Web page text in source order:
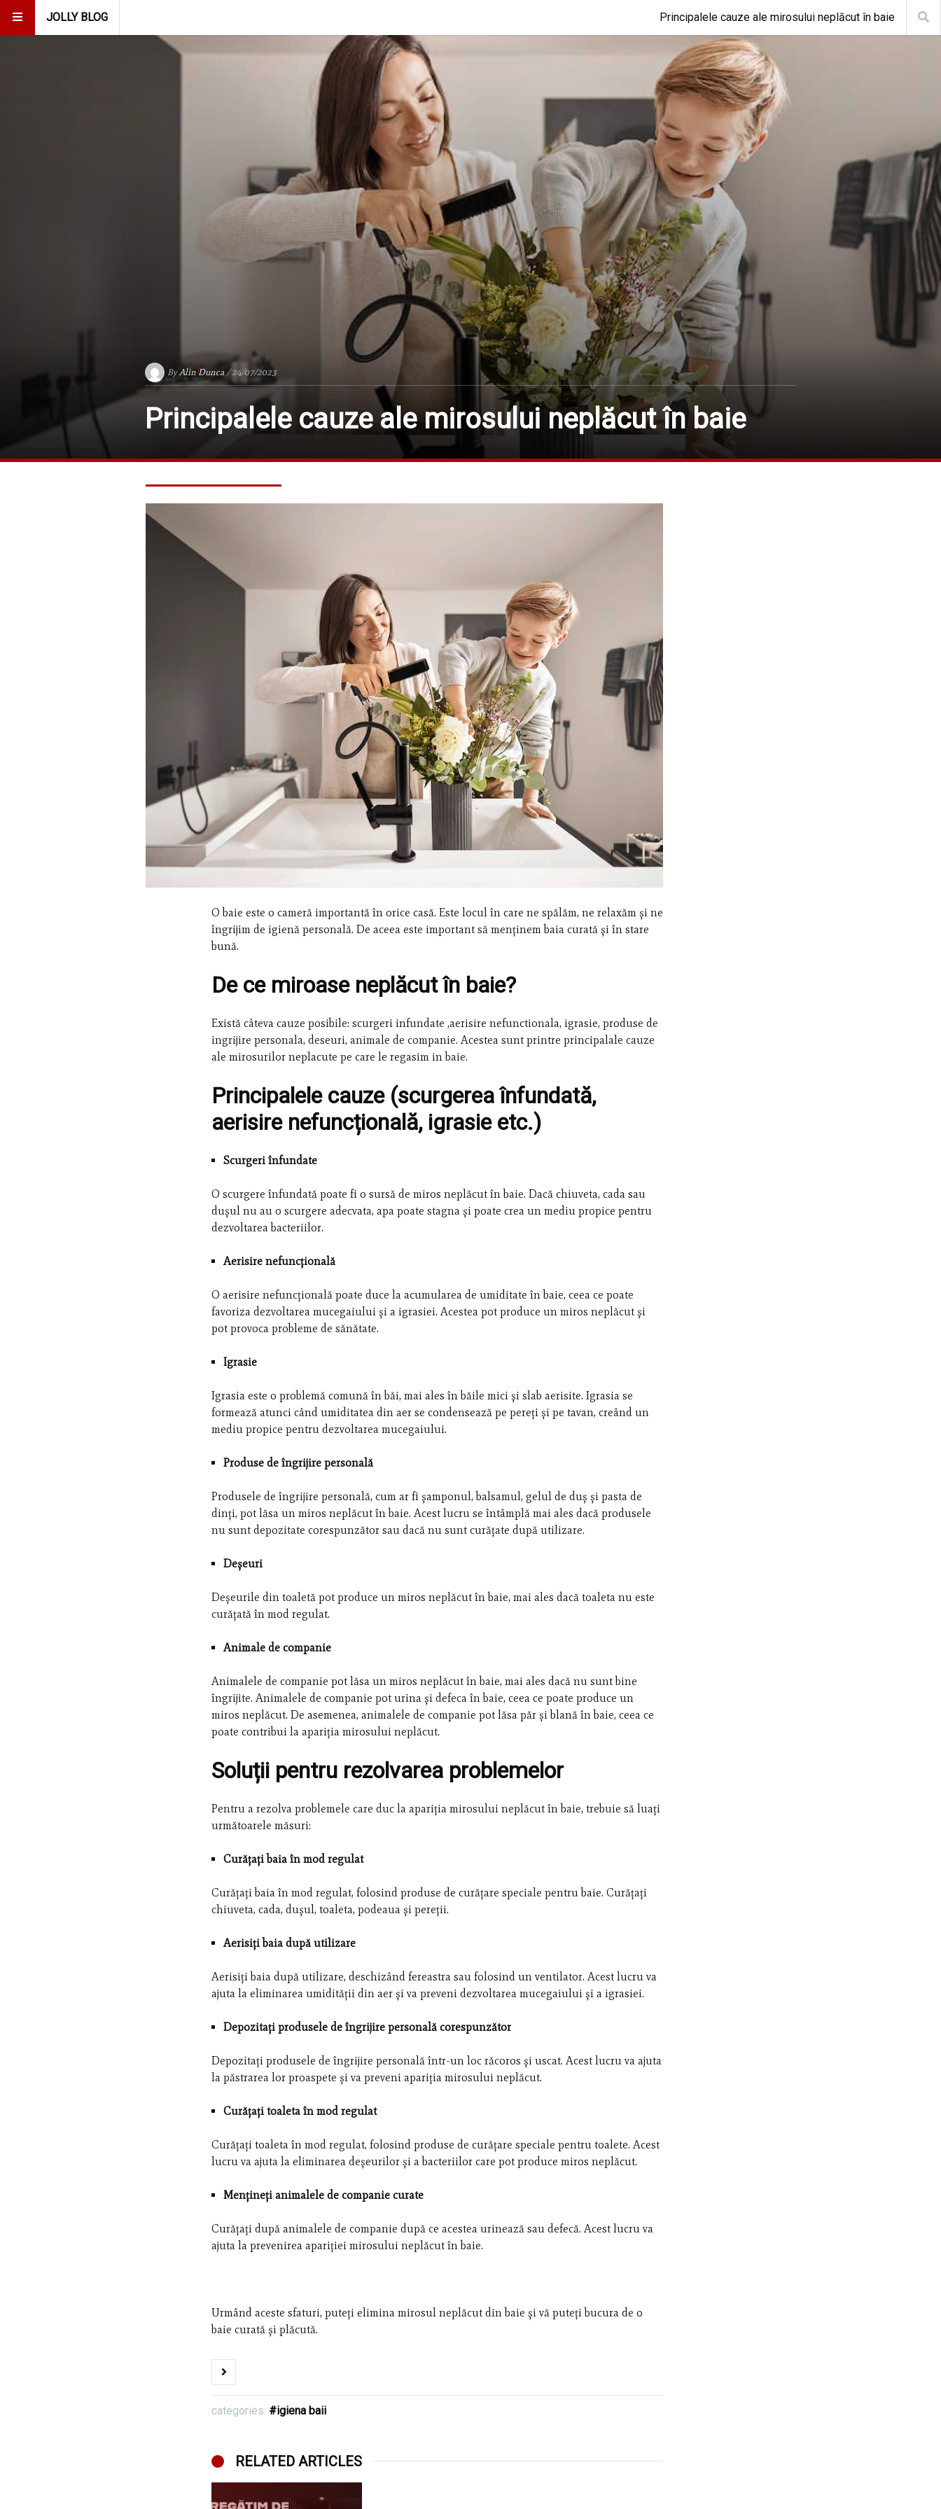
JOLLY BLOG Principalele cauze ale mirosului neplăcut în baie
ByAlin Dunca / 24/07/2023
Principalele cauze ale mirosului neplăcut în baie
O baie este o cameră importantă în orice casă. Este locul în care ne spălăm, ne relaxăm și ne
îngrijim de igienă personală. De aceea este important să menținem baia curată și în stare
bună.
De ce miroase neplăcut în baie?
Există câteva cauze posibile: scurgeri infundate ,aerisire nefunctionala, igrasie, produse de
ingrijire personala, deseuri, animale de companie. Acestea sunt printre principalale cauze
ale mirosurilor neplacute pe care le regasim in baie.
Principalele cauze (scurgerea înfundată,
aerisire nefuncțională, igrasie etc.)
Scurgeri înfundate
O scurgere înfundată poate fi o sursă de miros neplăcut în baie. Dacă chiuveta, cada sau
dușul nu au o scurgere adecvata, apa poate stagna și poate crea un mediu propice pentru
dezvoltarea bacteriilor.
Aerisire nefuncțională
O aerisire nefuncțională poate duce la acumularea de umiditate în baie, ceea ce poate
favoriza dezvoltarea mucegaiului și a igrasiei. Acestea pot produce un miros neplăcut și
pot provoca probleme de sănătate.
Igrasie
Igrasia este o problemă comună în băi, mai ales în băile mici și slab aerisite. Igrasia se
formează atunci când umiditatea din aer se condensează pe pereți și pe tavan, creând un
mediu propice pentru dezvoltarea mucegaiului.
Produse de îngrijire personală
Produsele de îngrijire personală, cum ar fi șamponul, balsamul, gelul de duș și pasta de
dinți, pot lăsa un miros neplăcut în baie. Acest lucru se întâmplă mai ales dacă produsele
nu sunt depozitate corespunzător sau dacă nu sunt curățate după utilizare.
Deșeuri
Deșeurile din toaletă pot produce un miros neplăcut în baie, mai ales dacă toaleta nu este
curățată în mod regulat.
Animale de companie
Animalele de companie pot lăsa un miros neplăcut în baie, mai ales dacă nu sunt bine
îngrijite. Animalele de companie pot urina și defeca în baie, ceea ce poate produce un
miros neplăcut. De asemenea, animalele de companie pot lăsa păr și blană în baie, ceea ce
poate contribui la apariția mirosului neplăcut.
Soluții pentru rezolvarea problemelor
Pentru a rezolva problemele care duc la apariția mirosului neplăcut în baie, trebuie să luați
următoarele măsuri:
Curățați baia în mod regulat
Curățați baia în mod regulat, folosind produse de curățare speciale pentru baie. Curățați
chiuveta, cada, dușul, toaleta, podeaua și pereții.
Aerisiți baia după utilizare
Aerisiți baia după utilizare, deschizând fereastra sau folosind un ventilator. Acest lucru va
ajuta la eliminarea umidității din aer și va preveni dezvoltarea mucegaiului și a igrasiei.
Depozitați produsele de îngrijire personală corespunzător
Depozitați produsele de îngrijire personală într-un loc răcoros și uscat. Acest lucru va ajuta
la păstrarea lor proaspete și va preveni apariția mirosului neplăcut.
Curățați toaleta în mod regulat
Curățați toaleta în mod regulat, folosind produse de curățare speciale pentru toalete. Acest
lucru va ajuta la eliminarea deșeurilor și a bacteriilor care pot produce miros neplăcut.
Mențineți animalele de companie curate
Curățați după animalele de companie după ce acestea urinează sau defecă. Acest lucru va
ajuta la prevenirea apariției mirosului neplăcut în baie.
Urmând aceste sfaturi, puteți elimina mirosul neplăcut din baie și vă puteți bucura de o
baie curată și plăcută.
categories: igiena baii
RELATED ARTICLES